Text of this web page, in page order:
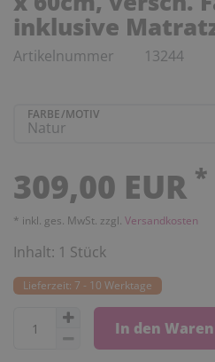
inklusive
Artikelnummer 13244
FARBE/MOTIV
309,00 EUR *
* inkl. ges. MwSt. zzgl. Versandkosten
Inhalt: 1 Stück
Lieferzeit: 7 - 10 Werktage
In den